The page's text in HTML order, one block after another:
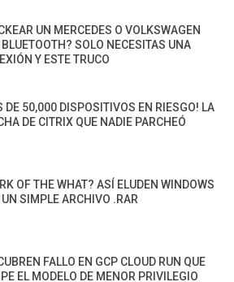
UN MERCEDES O VOLKSWAGEN
BLUETOOTH? SOLO NECESITAS UNA
Y ESTE TRUCO
DE 50,000 DISPOSITIVOS EN RIESGO! LA
DE CITRIX QUE NADIE PARCHEÓ
OF THE WHAT? ASÍ ELUDEN WINDOWS
UN SIMPLE ARCHIVO .RAR
FALLO EN GCP CLOUD RUN QUE
EL MODELO DE MENOR PRIVILEGIO